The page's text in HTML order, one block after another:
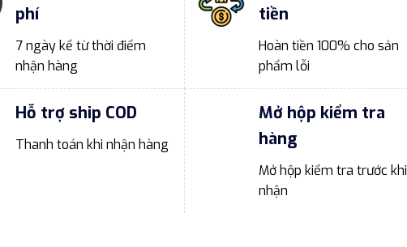
phí
7 ngày kể từ thời điểm
nhận hàng
tiền
Hoàn tiền 100% cho sản
phẩm lỗi
Hỗ trợ ship COD
Thanh toán khi nhận hàng
Mở hộp kiểm tra
hàng
Mở hộp kiểm tra trước khi
nhận